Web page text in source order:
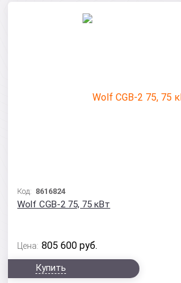
Код: 8616824
Wolf CGB-2 75, 75 кВт
Цена: 805 600 руб.
Купить